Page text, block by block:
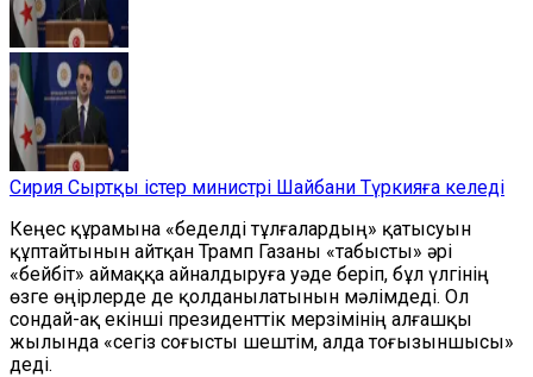
Сирия Сыртқы істер министрі Шайбани Түркияға келеді
Кеңес құрамына «беделді тұлғалардың» қатысуын
құптайтынын айтқан Трамп Газаны «табысты» әрі
«бейбіт» аймаққа айналдыруға уәде беріп, бұл үлгінің
өзге өңірлерде де қолданылатынын мәлімдеді. Ол
сондай-ақ екінші президенттік мерзімінің алғашқы
жылында «сегіз соғысты шештім, алда тоғызыншысы»
деді.